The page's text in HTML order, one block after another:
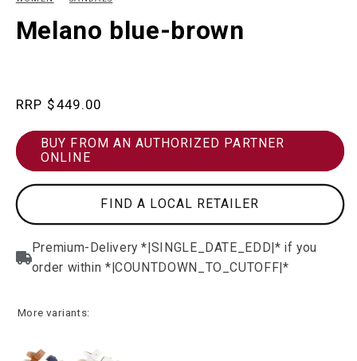
Melano blue-brown
Regular$449.00
BUY FROM AN AUTHORIZED PARTNER
ONLINE
FIND A LOCAL RETAILER
More variants: